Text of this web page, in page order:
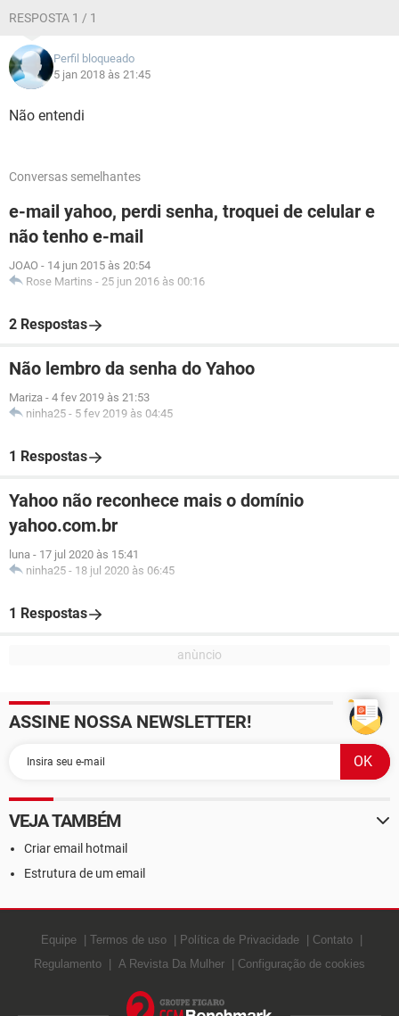
RESPOSTA 1 / 1
Perfil bloqueado
5 jan 2018 às 21:45
Não entendi
Conversas semelhantes
e-mail yahoo, perdi senha, troquei de celular e
não tenho e-mail
JOAO - 14 jun 2015 às 20:54
Rose Martins - 25 jun 2016 às 00:16
2 Respostas
Não lembro da senha do Yahoo
Mariza - 4 fev 2019 às 21:53
ninha25 - 5 fev 2019 às 04:45
1 Respostas
Yahoo não reconhece mais o domínio
yahoo.com.br
luna - 17 jul 2020 às 15:41
ninha25 - 18 jul 2020 às 06:45
1 Respostas
ASSINE NOSSA NEWSLETTER!
VEJA TAMBÉM
Criar email hotmail
Estrutura de um email
Equipe Termos de uso Política de Privacidade
Contato
Regulamento
A Revista Da Mulher Configuração de cookies